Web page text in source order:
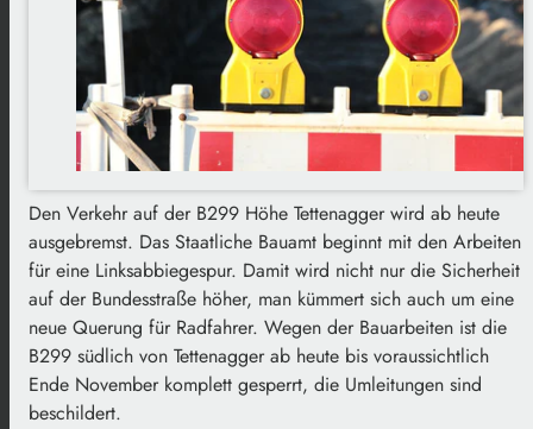
Den Verkehr auf der B299 Höhe Tettenagger wird ab heute
ausgebremst. Das Staatliche Bauamt beginnt mit den Arbeiten
für eine Linksabbiegespur. Damit wird nicht nur die Sicherheit
auf der Bundesstraße höher, man kümmert sich auch um eine
neue Querung für Radfahrer. Wegen der Bauarbeiten ist die
B299 südlich von Tettenagger ab heute bis voraussichtlich
Ende November komplett gesperrt, die Umleitungen sind
beschildert.